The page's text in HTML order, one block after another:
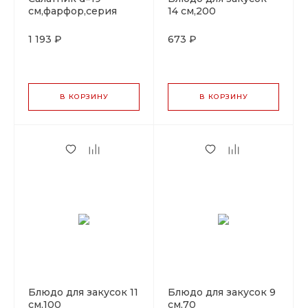
cм,фарфор,серия
1 193 ₽
В КОРЗИНУ
14 cм,200
"Oliva", By Bone
673 ₽
В КОРЗИНУ
Блюдо для закусок 11
cм,100
Блюдо для закусок 9
cм,70